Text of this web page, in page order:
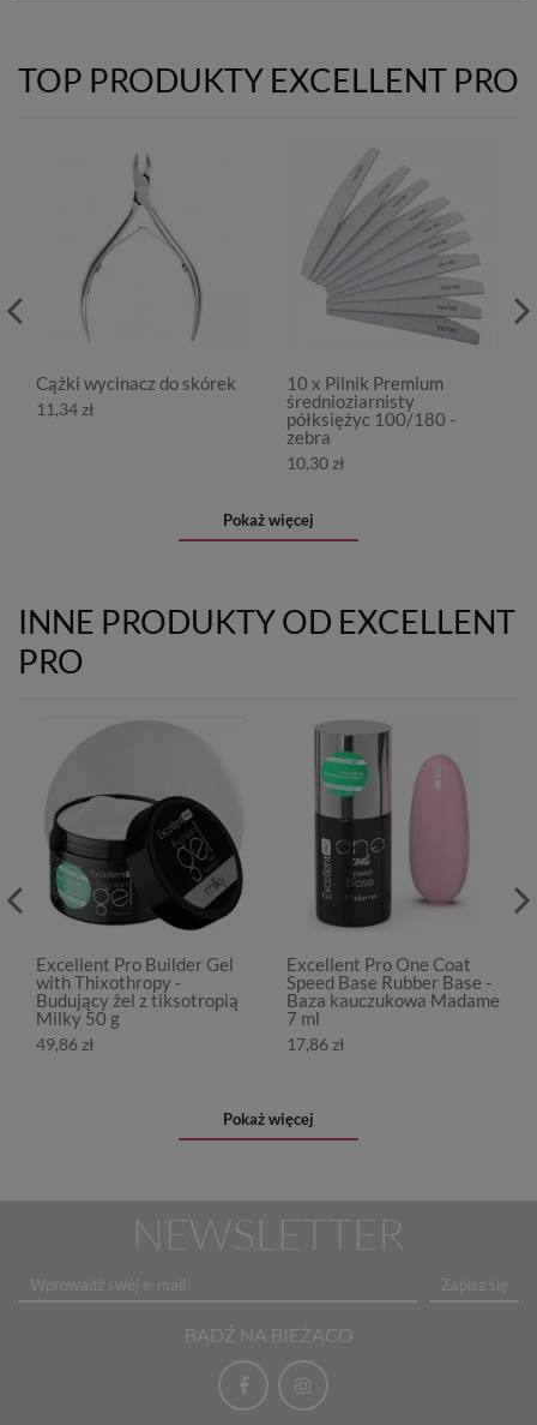
TOP PRODUKTY EXCELLENT PRO
Cążki wycinacz do skórek
11,34 zł
10 x Pilnik Premium
średnioziarnisty
półksiężyc 100/180 -
zebra
10,30 zł
Pokaż więcej
INNE PRODUKTY OD EXCELLENT
PRO
Excellent Pro Builder Gel
with Thixothropy -
Budujący żel z tiksotropią
Milky 50 g
49,86 zł
Excellent Pro One Coat
Speed Base Rubber Base -
Baza kauczukowa Madame
7 ml
17,86 zł
Pokaż więcej
NEWSLETTER
Zapisz się
BĄDŹ NA BIEŻĄCO